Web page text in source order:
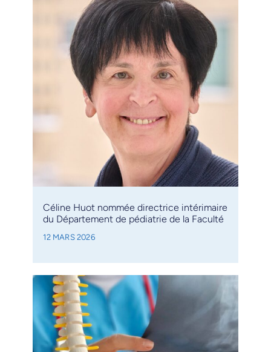
Céline Huot nommée directrice intérimaire
du Département de pédiatrie de la Faculté
12 MARS 2026